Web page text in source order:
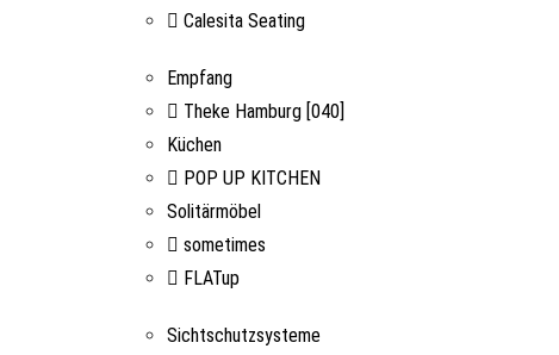
Calesita Seating
Empfang
Theke Hamburg [040]
Küchen
POP UP KITCHEN
Solitärmöbel
sometimes
FLATup
Sichtschutzsysteme